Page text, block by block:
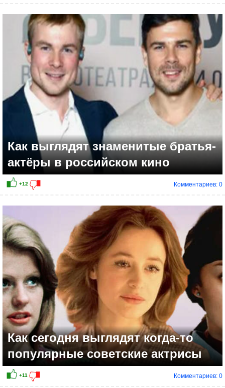
Как выглядят знаменитые братья-
актёры в российском кино
Комментариев: 0
Как сегодня выглядят когда-то
популярные советские актрисы
Комментариев: 0